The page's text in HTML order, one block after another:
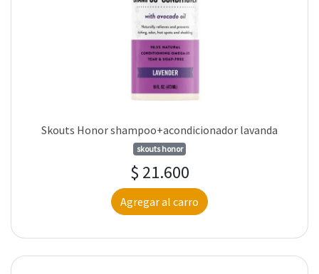
Skouts Honor shampoo+acondicionador lavanda
skouts honor
$ 21.600
Agregar al carro